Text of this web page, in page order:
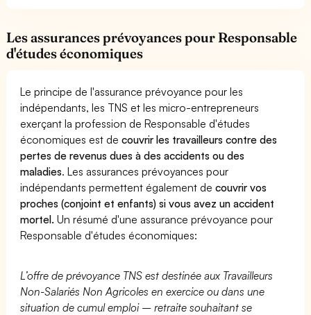
Les assurances prévoyances pour Responsable
d'études économiques
Le principe de l'assurance prévoyance pour les
indépendants, les TNS et les micro-entrepreneurs
exerçant la profession de Responsable d'études
économiques est decouvrir les travailleurs contre des
pertes de revenus dues à des accidents ou des
maladies. Les assurances prévoyances pour
indépendants permettent également decouvrir vos
proches (conjoint et enfants) si vous avez un accident
mortel. Un résumé d'une assurance prévoyance pour
Responsable d'études économiques:
L’offre de prévoyance TNS est destinée aux Travailleurs
Non-Salariés Non Agricoles en exercice ou dans une
situation de cumul emploi – retraite souhaitant se